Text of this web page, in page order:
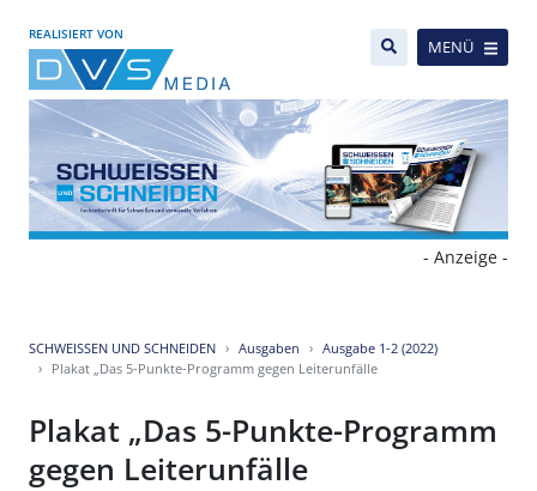
REALISIERT VON
MENÜ
- Anzeige -
SCHWEISSEN UND SCHNEIDEN Ausgaben
Ausgabe 1-2 (2022)
Plakat „Das 5-Punkte-Programm gegen Leiterunfälle
Plakat „Das 5-Punkte-Programm
gegen Leiterunfälle